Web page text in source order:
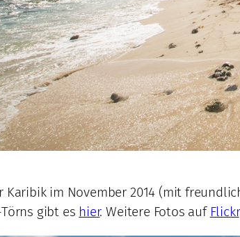
Karibik im November 2014 (mit
gibt es hier. Weitere Fotos auf Flickr